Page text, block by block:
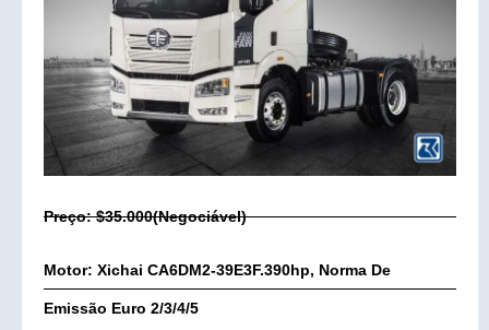
Preço: $35.000(Negociável)
Motor: Xichai CA6DM2-39E3F.390hp, Norma De
Emissão Euro 2/3/4/5